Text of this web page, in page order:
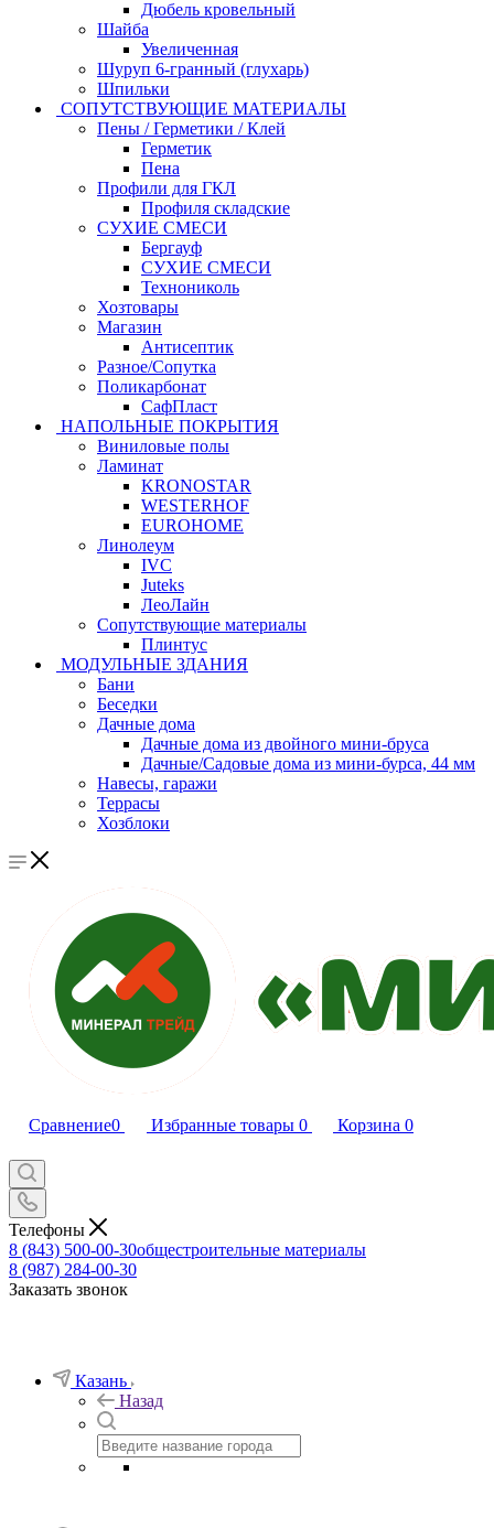
Дюбель кровельный
Шайба
Увеличенная
Шуруп 6-гранный (глухарь)
Шпильки
СОПУТСТВУЮЩИЕ МАТЕРИАЛЫ
Пены / Герметики / Клей
Герметик
Пена
Профили для ГКЛ
Профиля складские
СУХИЕ СМЕСИ
Бергауф
СУХИЕ СМЕСИ
Технониколь
Хозтовары
Магазин
Антисептик
Разное/Сопутка
Поликарбонат
СафПласт
НАПОЛЬНЫЕ ПОКРЫТИЯ
Виниловые полы
Ламинат
KRONOSTAR
WESTERHOF
EUROHOME
Линолеум
IVC
Juteks
ЛеоЛайн
Сопутствующие материалы
Плинтус
МОДУЛЬНЫЕ ЗДАНИЯ
Бани
Беседки
Дачные дома
Дачные дома из двойного мини-бруса
Дачные/Садовые дома из мини-бурса, 44 мм
Навесы, гаражи
Террасы
Хозблоки
Сравнение0 Избранные товары 0 Корзина 0
Телефоны
8 (843) 500-00-30общестроительные материалы
8 (987) 284-00-30
Заказать звонок
Казань
Назад